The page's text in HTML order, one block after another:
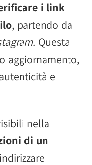
i link
, partendo da
. Questa
aggiornamento,
e
nella
di un